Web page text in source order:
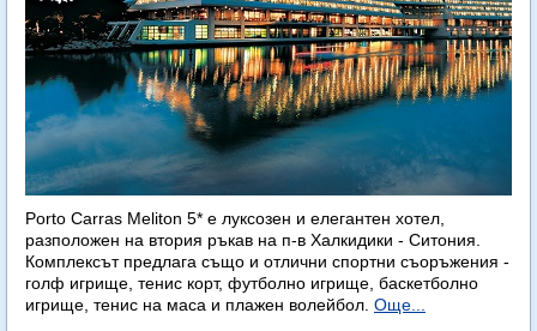
Porto Carras Meliton 5* е луксозен и елегантен хотел,
разположен на втория ръкав на п-в Халкидики - Ситония.
Комплексът предлага също и отлични спортни съоръжения -
голф игрище, тенис корт, футболно игрище, баскетболно
игрище, тенис на маса и плажен волейбол. Още...